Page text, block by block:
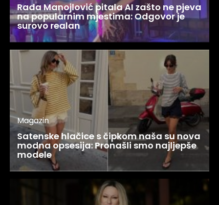
Rada Manojlović pitala AI zašto ne pjeva
na popularnim mjestima: Odgovor je
surovo realan
Magazin
Satenske hlačice s čipkom naša su nova
modna opsesija: Pronašli smo najljepše
modele